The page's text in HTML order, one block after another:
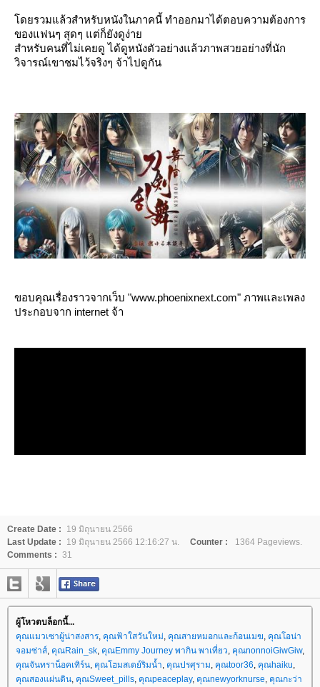
ดยรวมแล้วสำหรับหนังในภาคนี้ ทำออกมาได้ตอบความต้องการ
ของแฟนๆ สุดๆ แต่ก็ยังดูง่า
สำหรับคนที่ไม่เคยดู ได้ดูหนังตัวอย่างแล้วภาพสวยอย่างที่นัก
วิจารณ์เขาชมไว้จริงๆ จ้าไปดูกัน
ขอบคุณเรื่องราวจากเว็บ "www.phoenixnext.com" ภาพและเพลง
ประกอบจาก internet จ้า
Create Date :
19 มิถุนายน 2566
Last Update :
19 มิถุนายน 2566 12:16:27 น. Counter :
1364 Pageviews.
Comments : 31
ผู้โหวตบล็อกนี้...
คุณแมวเซาผู้น่าสงสาร, คุณฟ้าใสวันใหม่, คุณสายหมอกและก้อนเมฆ, คุณโอน่า
จอมซ่าส์, คุณRain_sk, คุณEmmy Journey พากิน พาเที่ยว, คุณnonnoiGiwGiw,
คุณจันทราน็อคเทิร์น, คุณโฮมสเตย์ริมน้ำ, คุณปรศุราม, คุณtoor36, คุณhaiku,
คุณสองแผ่นดิน, คุณSweet_pills, คุณpeaceplay, คุณnewyorknurse, คุณกะว่า